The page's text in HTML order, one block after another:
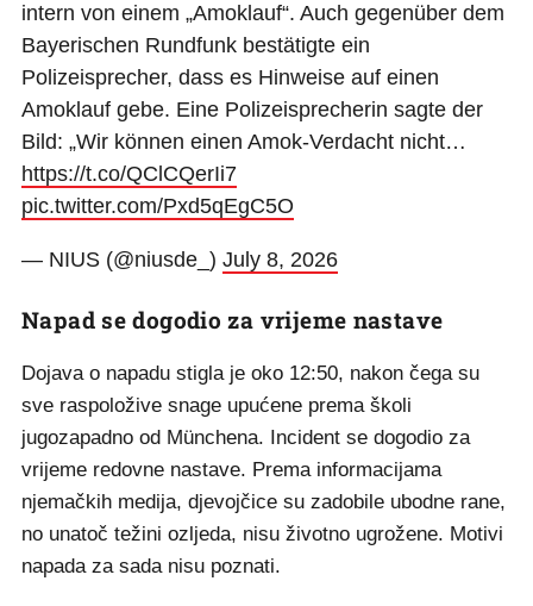
intern von einem „Amoklauf“. Auch gegenüber dem
Bayerischen Rundfunk bestätigte ein
Polizeisprecher, dass es Hinweise auf einen
Amoklauf gebe. Eine Polizeisprecherin sagte der
Bild: „Wir können einen Amok-Verdacht nicht…
https://t.co/QClCQerIi7
pic.twitter.com/Pxd5qEgC5O
— NIUS (@niusde_) July 8, 2026
Napad se dogodio za vrijeme nastave
Dojava o napadu stigla je oko 12:50, nakon čega su
sve raspoložive snage upućene prema školi
jugozapadno od Münchena. Incident se dogodio za
vrijeme redovne nastave. Prema informacijama
njemačkih medija, djevojčice su zadobile ubodne rane,
no unatoč težini ozljeda, nisu životno ugrožene. Motivi
napada za sada nisu poznati.